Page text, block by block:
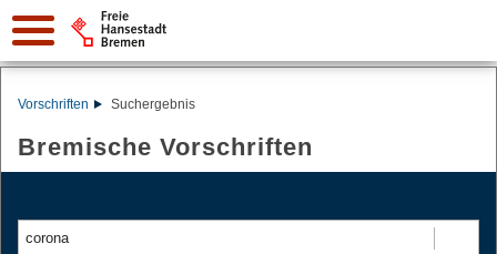
Vorschriften Suchergebnis
Bremische Vorschriften